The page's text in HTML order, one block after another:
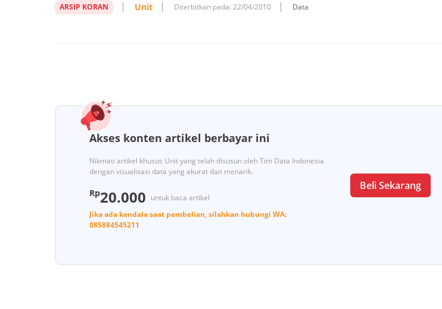
ARSIP KORAN Unit Diterbitkan pada: 22/04/2010 Data
Akses konten artikel berbayar ini
Nikmati artikel khusus Unit yang telah disusun oleh Tim Data Indonesia
dengan visualisasi data yang akurat dan menarik.
Rp20.000 untuk baca artikel
Jika ada kendala saat pembelian, silahkan hubungi WA:
085884545211
Beli Sekarang